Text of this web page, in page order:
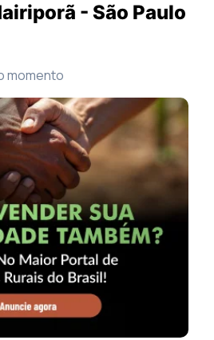
- São Paulo
momento